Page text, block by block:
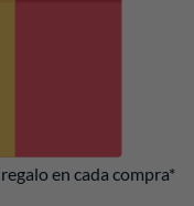
en cada compra*